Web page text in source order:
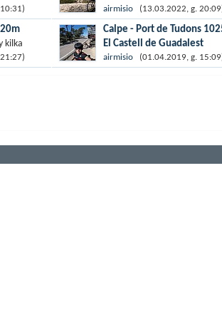
słynnym
W
Dzisiejsza propozycja to dwa
podjazdy dla lubiących duże
nachylenia. Jak dotąd w okolicy
Calpe nie udało mi się spotkać
wymagającego podjazdu,...
airmisio (13.03.2022, g.
kilka
po
Calpe - Port de Tudons
El Castell de Guadalest
Port de Tudons to jeden z
airmisio (01.04.2019, g.